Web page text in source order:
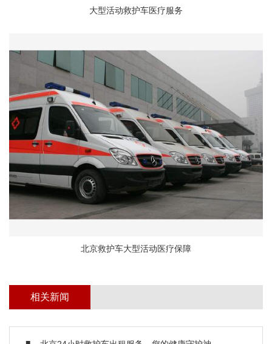
大型活动救护车医疗服务
北京救护车大型活动医疗保障
相关新闻